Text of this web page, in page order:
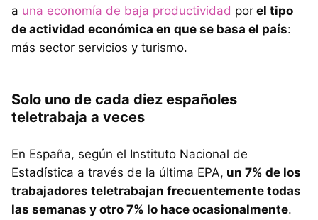
a una economía de baja productividad por el tipo
de actividad económica en que se basa el país:
más sector servicios y turismo.
Solo uno de cada diez españoles
teletrabaja a veces
En España, según el Instituto Nacional de
Estadística a través de la última EPA, un 7% de los
trabajadores teletrabajan frecuentemente todas
las semanas y otro 7% lo hace ocasionalmente.